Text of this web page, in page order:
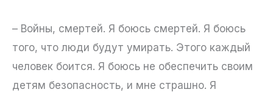
– Войны, смертей. Я боюсь смертей. Я боюсь
того, что люди будут умирать. Этого каждый
человек боится. Я боюсь не обеспечить своим
детям безопасность, и мне страшно. Я